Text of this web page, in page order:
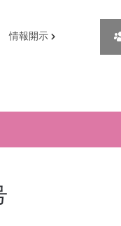
情報開示